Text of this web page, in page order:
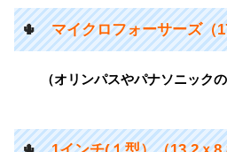
🌵マイクロフォーサーズ（
（オリンパスやパナソニック